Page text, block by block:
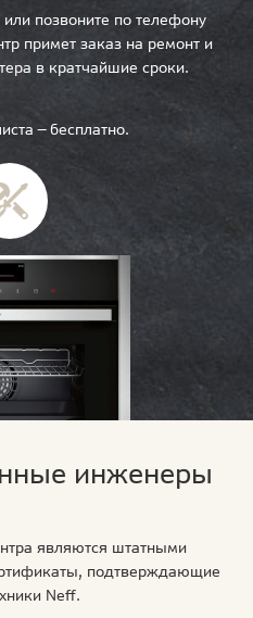
или позвоните по телефону
примет заказ на ремонт и
в кратчайшие сроки.
— бесплатно.
инженеры
являются штатными
подтверждающие
Neff.